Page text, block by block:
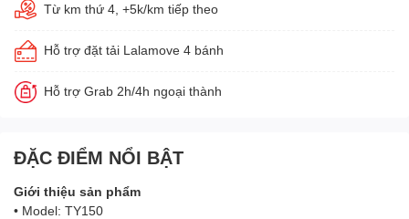
Từ km thứ 4, +5k/km tiếp theo
Hỗ trợ đặt tải Lalamove 4 bánh
Hỗ trợ Grab 2h/4h ngoại thành
ĐẶC ĐIỂM NỔI BẬT
Giới thiệu sản phẩm
• Model: TY150